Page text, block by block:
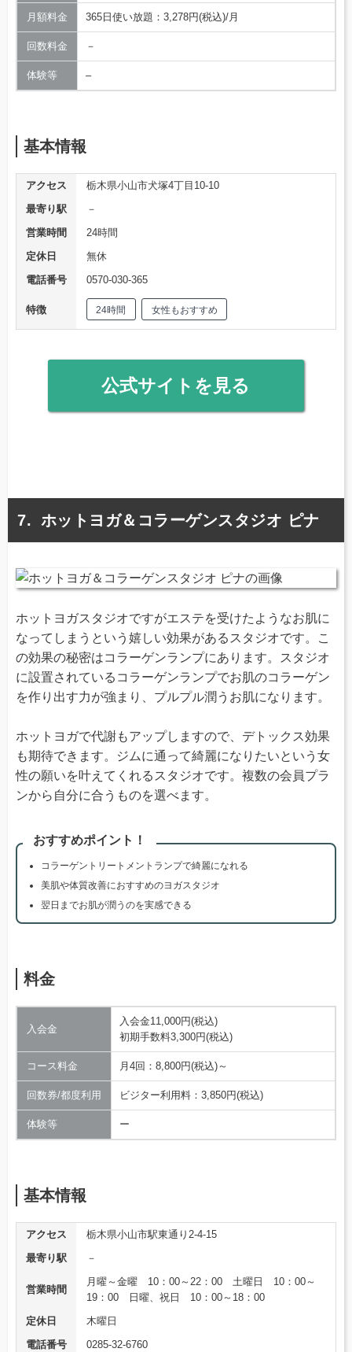
月額料金 365日使い放題：3,278円(税込)/月
回数料金 －
体験等 –
基本情報
アクセス
栃木県小山市犬塚4丁目10-10
最寄り駅
－
営業時間
24時間
定休日
無休
電話番号
0570-030-365
特徴 24時間 女性もおすすめ
公式サイトを見る
ホットヨガ＆コラーゲンスタジオ ピナ
ホットヨガスタジオですがエステを受けたようなお肌に
なってしまうという嬉しい効果があるスタジオです。こ
の効果の秘密はコラーゲンランプにあります。スタジオ
に設置されているコラーゲンランプでお肌のコラーゲン
を作り出す力が強まり、プルプル潤うお肌になります。
ホットヨガで代謝もアップしますので、デトックス効果
も期待できます。ジムに通って綺麗になりたいという女
性の願いを叶えてくれるスタジオです。複数の会員プラ
ンから自分に合うものを選べます。
おすすめポイント！
コラーゲントリートメントランプで綺麗になれる
美肌や体質改善におすすめのヨガスタジオ
翌日までお肌が潤うのを実感できる
料金
入会金
入会金11,000円(税込)
初期手数料3,300円(税込)
コース料金 月4回：8,800円(税込)～
回数券/都度利用 ビジター利用料：3,850円(税込)
体験等 ー
基本情報
アクセス
栃木県小山市駅東通り2-4-15
最寄り駅
－
営業時間
月曜～金曜 10：00～22：00 土曜日 10：00～
19：00 日曜、祝日 10：00～18：00
定休日
木曜日
電話番号
0285-32-6760